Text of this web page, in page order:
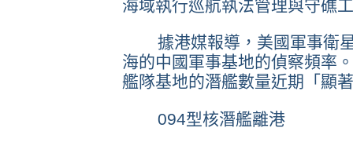
海域執行巡航執法管理與守礁
據港媒報導，美國軍事衛星
海的中國軍事基地的偵察頻率
艦隊基地的潛艦數量近期「顯
094型核潛艦離港